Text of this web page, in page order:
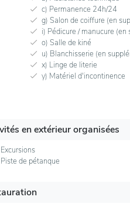
c) Permanence 24h/24
g) Salon de coiffure (en
i) Pédicure / manucure (en
o) Salle de kiné
u) Blanchisserie (en
x) Linge de literie
y) Matériel d'incontinence
en extérieur organisées
Excursions
Piste de pétanque